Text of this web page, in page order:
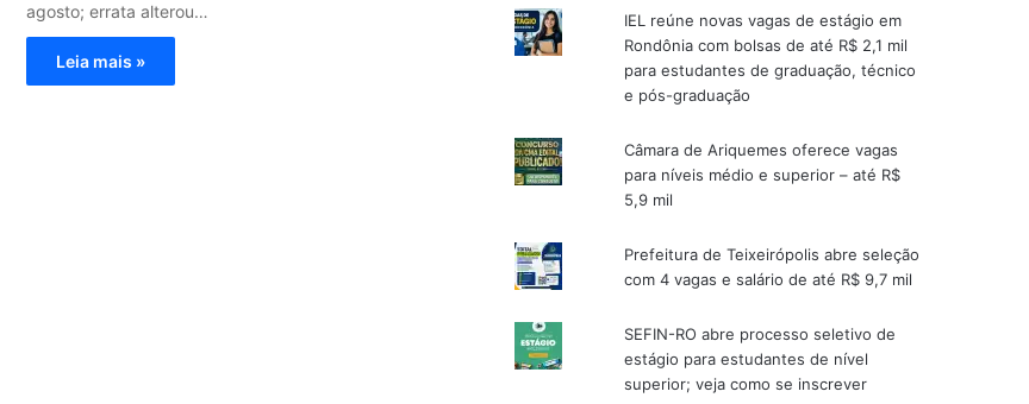
agosto; errata alterou…
Leia mais »
IEL reúne novas vagas de estágio em
Rondônia com bolsas de até R$ 2,1 mil
para estudantes de graduação, técnico
e pós-graduação
Câmara de Ariquemes oferece vagas
para níveis médio e superior – até R$
5,9 mil
Prefeitura de Teixeirópolis abre seleção
com 4 vagas e salário de até R$ 9,7 mil
SEFIN-RO abre processo seletivo de
estágio para estudantes de nível
superior; veja como se inscrever